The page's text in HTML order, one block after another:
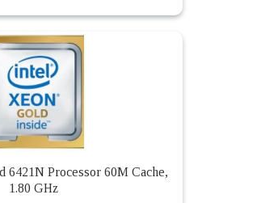
Processor 60M Cache,
1.80 GHz